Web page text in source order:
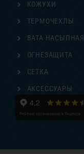
КОЖУХИ
ТЕРМОЧЕХЛЫ
ВАТА НАСЫПНАЯ
ОГНЕЗАЩИТА
СЕТКА
АКСЕССУАРЫ